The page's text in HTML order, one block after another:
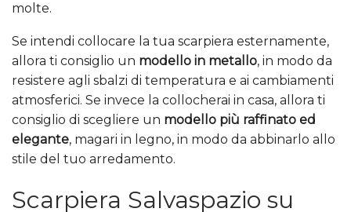
molte.
Se intendi collocare la tua scarpiera esternamente,
allora ti consiglio un modello in metallo, in modo da
resistere agli sbalzi di temperatura e ai cambiamenti
atmosferici. Se invece la collocherai in casa, allora ti
consiglio di scegliere un modello più raffinato ed
elegante, magari in legno, in modo da abbinarlo allo
stile del tuo arredamento.
Scarpiera Salvaspazio su